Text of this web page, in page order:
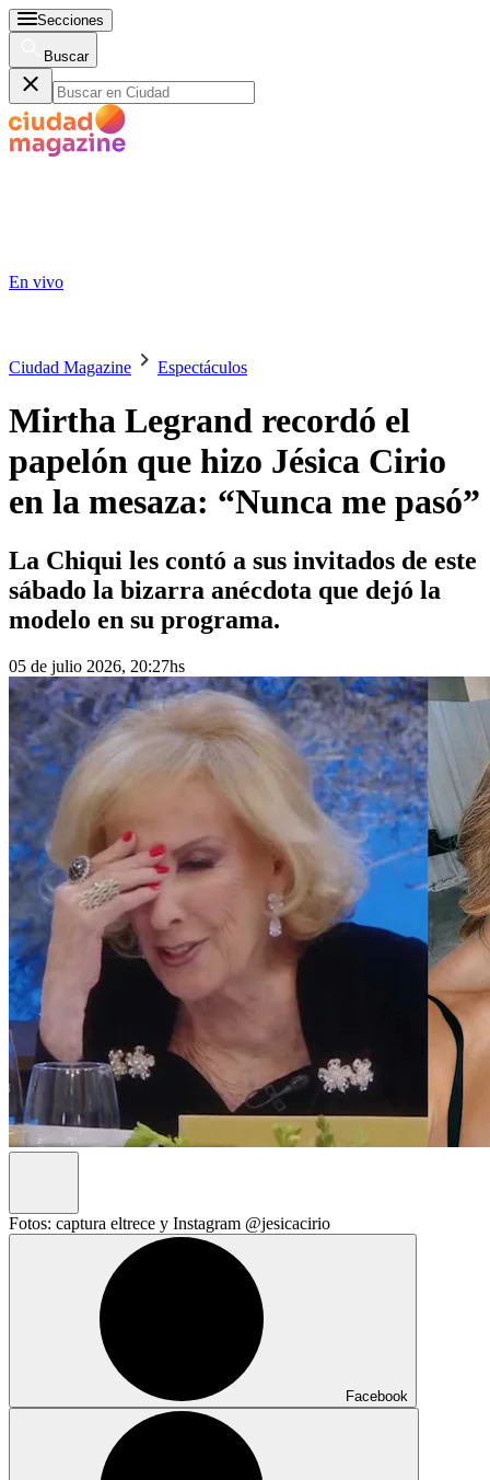
Secciones
Buscar
En vivo
Ciudad Magazine Espectáculos
Mirtha Legrand recordó el
papelón que hizo Jésica Cirio
en la mesaza: “Nunca me pasó”
La Chiqui les contó a sus invitados de este
sábado la bizarra anécdota que dejó la
modelo en su programa.
05 de julio 2026, 20:27hs
Fotos: captura eltrece y Instagram @jesicacirio
Facebook